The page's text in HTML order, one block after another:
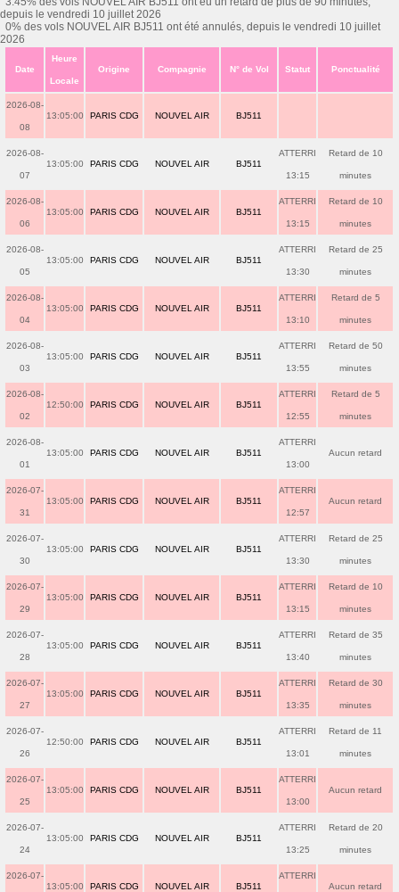
depuis le vendredi 10 juillet 2026
0% des vols NOUVEL AIR BJ511 ont été annulés, depuis le vendredi 10 juillet
2026
Date
Heure
Locale
Origine Compagnie N° de Vol Statut Ponctualité
2026-08-
08
13:05:00 PARIS CDG NOUVEL AIR BJ511
2026-08-
07
13:05:00 PARIS CDG NOUVEL AIR BJ511
ATTERRI
13:15
Retard de 10
minutes
2026-08-
06
13:05:00 PARIS CDG NOUVEL AIR BJ511
ATTERRI
13:15
Retard de 10
minutes
2026-08-
05
13:05:00 PARIS CDG NOUVEL AIR BJ511
ATTERRI
13:30
Retard de 25
minutes
2026-08-
04
13:05:00 PARIS CDG NOUVEL AIR BJ511
ATTERRI
13:10
Retard de 5
minutes
2026-08-
03
13:05:00 PARIS CDG NOUVEL AIR BJ511
ATTERRI
13:55
Retard de 50
minutes
2026-08-
02
12:50:00 PARIS CDG NOUVEL AIR BJ511
ATTERRI
12:55
Retard de 5
minutes
2026-08-
01
13:05:00 PARIS CDG NOUVEL AIR BJ511
ATTERRI
13:00
Aucun retard
2026-07-
31
13:05:00 PARIS CDG NOUVEL AIR BJ511
ATTERRI
12:57
Aucun retard
2026-07-
30
13:05:00 PARIS CDG NOUVEL AIR BJ511
ATTERRI
13:30
Retard de 25
minutes
2026-07-
29
13:05:00 PARIS CDG NOUVEL AIR BJ511
ATTERRI
13:15
Retard de 10
minutes
2026-07-
28
13:05:00 PARIS CDG NOUVEL AIR BJ511
ATTERRI
13:40
Retard de 35
minutes
2026-07-
27
13:05:00 PARIS CDG NOUVEL AIR BJ511
ATTERRI
13:35
Retard de 30
minutes
2026-07-
26
12:50:00 PARIS CDG NOUVEL AIR BJ511
ATTERRI
13:01
Retard de 11
minutes
2026-07-
25
13:05:00 PARIS CDG NOUVEL AIR BJ511
ATTERRI
13:00
Aucun retard
2026-07-
24
13:05:00 PARIS CDG NOUVEL AIR BJ511
ATTERRI
13:25
Retard de 20
minutes
2026-07-
13:05:00 PARIS CDG NOUVEL AIR BJ511
ATTERRI
Aucun retard